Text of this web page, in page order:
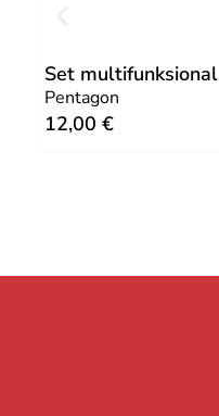
Set multifunksional
Pentagon
12,00 €